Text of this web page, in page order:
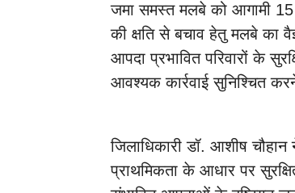
जमा समस्त मलबे को आगामी 15
की क्षति से बचाव हेतु मलबे का
आपदा प्रभावित परिवारों के
आवश्यक कार्रवाई सुनिश्चित
जिलाधिकारी डॉ. आशीष चौहान
प्राथमिकता के आधार पर